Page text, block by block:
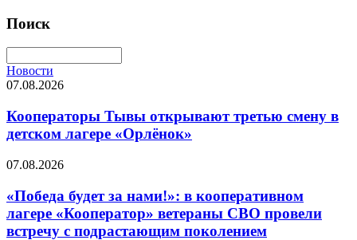
Поиск
Новости
07.08.2026
Кооператоры Тывы открывают третью смену в
детском лагере «Орлёнок»
07.08.2026
«Победа будет за нами!»: в кооперативном
лагере «Кооператор» ветераны СВО провели
встречу с подрастающим поколением